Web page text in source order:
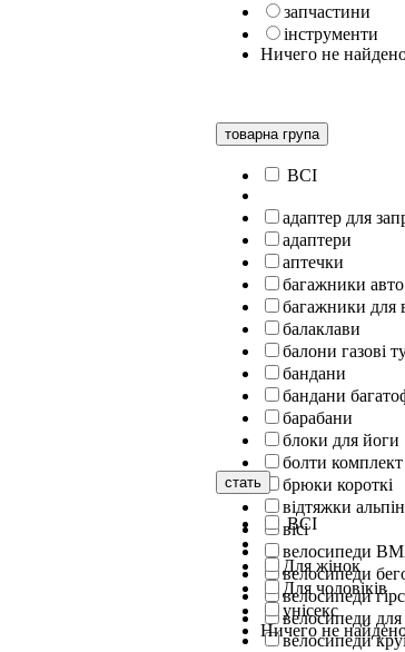
запчастини
інструменти
Ничего не
товарна група
ВСІ
адаптер для
адаптери
аптечки
багажники авто
багажники для
балаклави
балони газові
бандани
бандани
барабани
блоки для йоги
болти комплект
брюки короткі
відтяжки
вісі
велосипеди
велосипеди
велосипеди
велосипеди
велосипеди
стать
ВСІ
Для жінок
Для чоловіків
унісекс
Ничего не